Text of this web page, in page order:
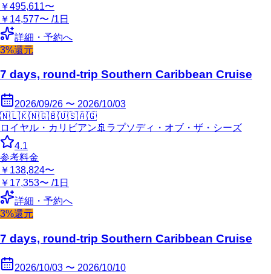
￥495,611〜
￥14,577〜 /1日
詳細・予約へ
3%還元
7 days, round-trip Southern Caribbean Cruise
2026/09/26 〜 2026/10/03
🇳🇱🇰🇳🇬🇧🇺🇸🇦🇬
ロイヤル・カリビアン 🚢 ラプソディ・オブ・ザ・シーズ
4.1
参考料金
￥138,824〜
￥17,353〜 /1日
詳細・予約へ
3%還元
7 days, round-trip Southern Caribbean Cruise
2026/10/03 〜 2026/10/10